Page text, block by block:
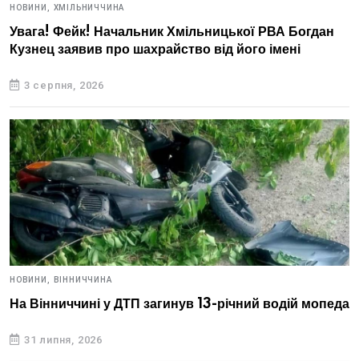
НОВИНИ, ХМІЛЬНИЧЧИНА
Увага! Фейк! Начальник Хмільницької РВА Богдан
Кузнец заявив про шахрайство від його імені
3 серпня, 2026
НОВИНИ, ВІННИЧЧИНА
На Вінниччині у ДТП загинув 13-річний водій мопеда
31 липня, 2026